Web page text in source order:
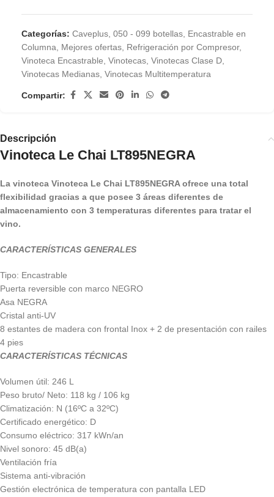
Categorías: Caveplus 050 - 099 botellas Encastrable en
Columna
Mejores ofertas Refrigeración por Compresor,
Vinoteca Encastrable Vinotecas Vinotecas Clase D
Vinotecas Medianas Vinotecas Multitemperatura
Compartir:
Descripción
Vinoteca Le Chai LT895NEGRA
La vinoteca Vinoteca Le Chai LT895NEGRA ofrece una total
flexibilidad gracias a que posee 3 áreas diferentes de
almacenamiento con 3 temperaturas diferentes para tratar el
vino.
CARACTERÍSTICAS GENERALES
Tipo: Encastrable
Puerta reversible con marco NEGRO
Asa NEGRA
Cristal anti-UV
8 estantes de madera con frontal Inox + 2 de presentación con railes
4 pies
CARACTERÍSTICAS TÉCNICAS
Volumen útil: 246 L
Peso bruto/ Neto: 118 kg / 106 kg
Climatización: N (16ºC a 32ºC)
Certificado energético: D
Consumo eléctrico: 317 kWn/an
Nivel sonoro: 45 dB(a)
Ventilación fría
Sistema anti-vibración
Gestión electrónica de temperatura con pantalla LED